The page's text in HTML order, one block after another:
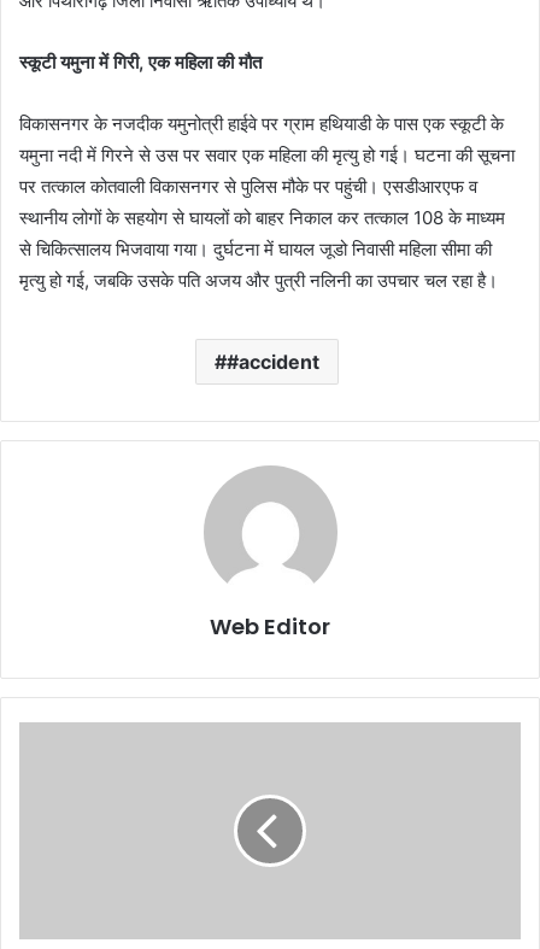
स्कूटी यमुना में गिरी, एक महिला की मौत
विकासनगर के नजदीक यमुनोत्री हाईवे पर ग्राम हथियाडी के पास एक स्कूटी के
यमुना नदी में गिरने से उस पर सवार एक महिला की मृत्यु हो गई। घटना की सूचना
पर तत्काल कोतवाली विकासनगर से पुलिस मौके पर पहुंची। एसडीआरएफ व
स्थानीय लोगों के सहयोग से घायलों को बाहर निकाल कर तत्काल 108 के माध्यम
से चिकित्सालय भिजवाया गया। दुर्घटना में घायल जूडो निवासी महिला सीमा की
मृत्यु हो गई, जबकि उसके पति अजय और पुत्री नलिनी का उपचार चल रहा है।
#accident
Web Editor